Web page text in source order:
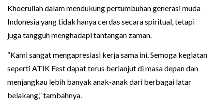
Khoerullah dalam mendukung pertumbuhan generasi muda
Indonesia yang tidak hanya cerdas secara spiritual, tetapi
juga tangguh menghadapi tantangan zaman.
“Kami sangat mengapresiasi kerja sama ini. Semoga kegiatan
seperti ATIK Fest dapat terus berlanjut di masa depan dan
menjangkau lebih banyak anak-anak dari berbagai latar
belakang,” tambahnya.